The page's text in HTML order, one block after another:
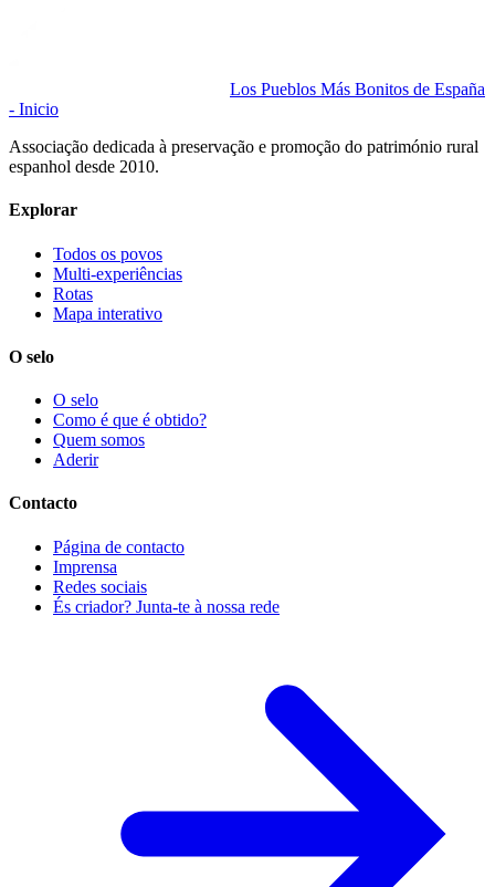
Los Pueblos Más Bonitos de España
- Inicio
Associação dedicada à preservação e promoção do património rural
espanhol desde 2010.
Explorar
Todos os povos
Multi-experiências
Rotas
Mapa interativo
O selo
O selo
Como é que é obtido?
Quem somos
Aderir
Contacto
Página de contacto
Imprensa
Redes sociais
És criador? Junta-te à nossa rede